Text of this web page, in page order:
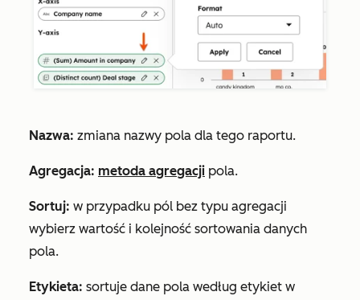
Nazwa: zmiana nazwy pola dla tego raportu.
Agregacja: metoda agregacji pola.
Sortuj: w przypadku pól bez typu agregacji
wybierz wartość i kolejność sortowania danych
pola.
Etykieta: sortuje dane pola według etykiet w